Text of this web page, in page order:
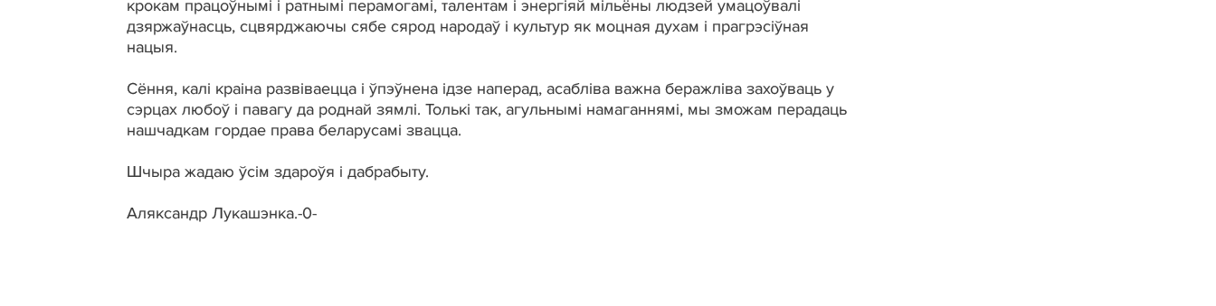
крокам працоўнымі і ратнымі перамогамі, талентам і энергіяй мільёны людзей умацоўвалі
дзяржаўнасць, сцвярджаючы сябе сярод народаў і культур як моцная духам і прагрэсіўная
нацыя.
Сёння, калі краіна развіваецца і ўпэўнена ідзе наперад, асабліва важна беражліва захоўваць у
сэрцах любоў і павагу да роднай зямлі. Толькі так, агульнымі намаганнямі, мы зможам перадаць
нашчадкам гордае права беларусамі звацца.
Шчыра жадаю ўсім здароўя і дабрабыту.
Аляксандр Лукашэнка.-0-